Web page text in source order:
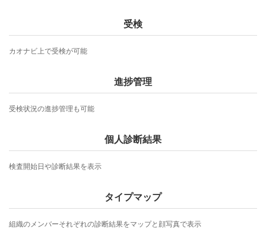
受検
カオナビ上で受検が可能
進捗管理
受検状況の進捗管理も可能
個人診断結果
検査開始日や診断結果を表示
タイプマップ
組織のメンバーそれぞれの診断結果をマップと顔写真で表示